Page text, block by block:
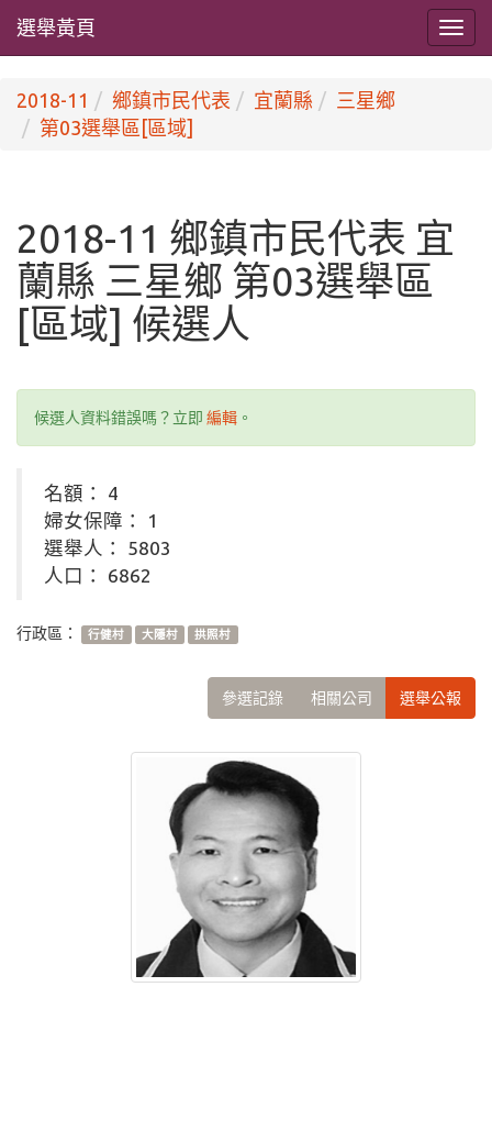
選舉黃頁
2018-11 鄉鎮市民代表 宜蘭縣
三星鄉
第03選舉區[區域]
2018-11 鄉鎮市民代表 宜
蘭縣 三星鄉 第03選舉區
[區域] 候選人
候選人資料錯誤嗎？立即 編輯 。
名額： 4
婦女保障： 1
選舉人： 5803
人口： 6862
行政區： 行健村 大隱村 拱照村
參選記錄 相關公司 選舉公報